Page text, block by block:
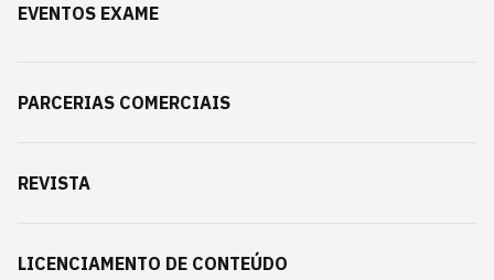
EVENTOS EXAME
PARCERIAS COMERCIAIS
REVISTA
LICENCIAMENTO DE CONTEÚDO